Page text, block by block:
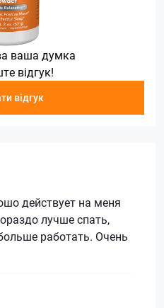
ваша думка
відгук!
відгук
действует на меня
лучше спать,
работать. Очень